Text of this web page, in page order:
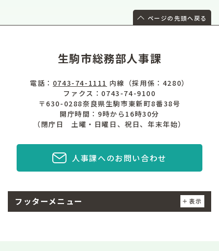
ページの先頭へ戻る
生駒市総務部人事課
電話： 0743-74-1111 内線（採用係：4280）
ファクス：0743-74-9100
〒630-0288奈良県生駒市東新町8番38号
開庁時間：9時から16時30分
（閉庁日 土曜・日曜日、祝日、年末年始）
人事課へのお問い合わせ
フッターメニュー 表示